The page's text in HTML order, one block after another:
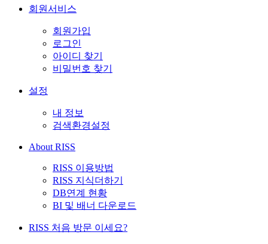
회원서비스
회원가입
로그인
아이디 찾기
비밀번호 찾기
설정
내 정보
검색환경설정
About RISS
RISS 이용방법
RISS 지식더하기
DB연계 현황
BI 및 배너 다운로드
RISS 처음 방문 이세요?